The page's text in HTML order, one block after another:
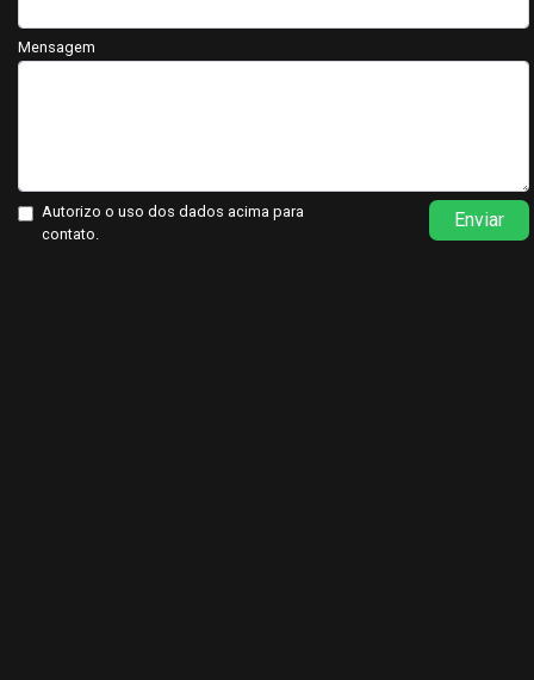
Mensagem
Autorizo o uso dos dados acima para
contato.
Enviar